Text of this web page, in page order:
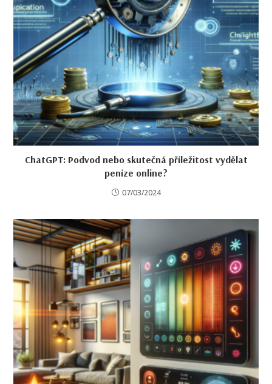
ChatGPT: Podvod nebo skutečná příležitost vydělat
peníze online?
07/03/2024